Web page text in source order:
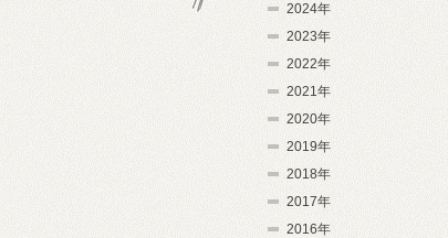
2024年
2023年
2022年
2021年
2020年
2019年
2018年
2017年
2016年